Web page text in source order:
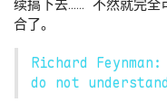
续搞下去…… 不然就完全
合了。
Richard
do not